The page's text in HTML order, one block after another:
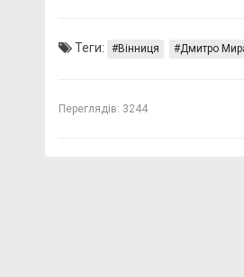
Теги: Вінниця Дмитро
Переглядів: 3244